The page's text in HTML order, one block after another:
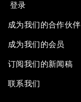
登录
成为我们的合作伙伴
成为我们的会员
订阅我们的新闻稿
联系我们